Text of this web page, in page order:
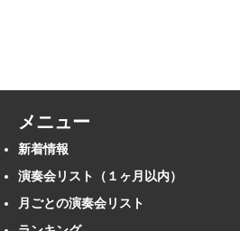
メニュー
新着情報
演奏会リスト（１ヶ月以内）
月ごとの演奏会リスト